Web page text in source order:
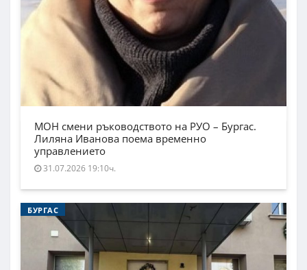
МОН смени ръководството на РУО – Бургас.
Лиляна Иванова поема временно
управлението
31.07.2026 19:10ч.
БУРГАС